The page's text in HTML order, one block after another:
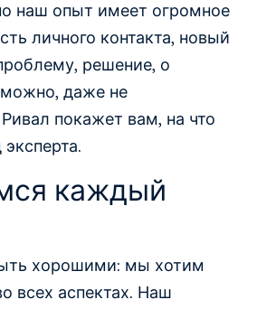
наш опыт имеет огромное
личного контакта, новый
решение, о
даже не
покажет вам, на что
каждый
хорошими: мы хотим
всех аспектах. Наш